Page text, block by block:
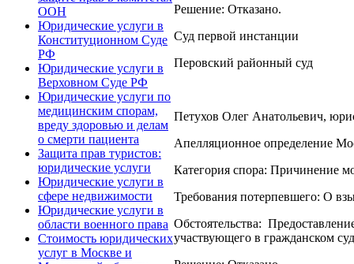
ООН
Юридические услуги в
Конституционном Суде
РФ
Юридические услуги в
Верховном Суде РФ
Юридические услуги по
медицинским спорам,
вреду здоровью и делам
о смерти пациента
Защита прав туристов:
юридические услуги
Юридические услуги в
сфере недвижимости
Юридические услуги в
области военного права
Стоимость юридических
услуг в Москве и
Решение: Отказано.
Суд первой инстанции
Перовский районный суд
Петухов Олег Анатольевич,
Апелляционное определение
Категория спора: Причинение
Требования потерпевшего: О
Обстоятельства:
участвующего в гражданском